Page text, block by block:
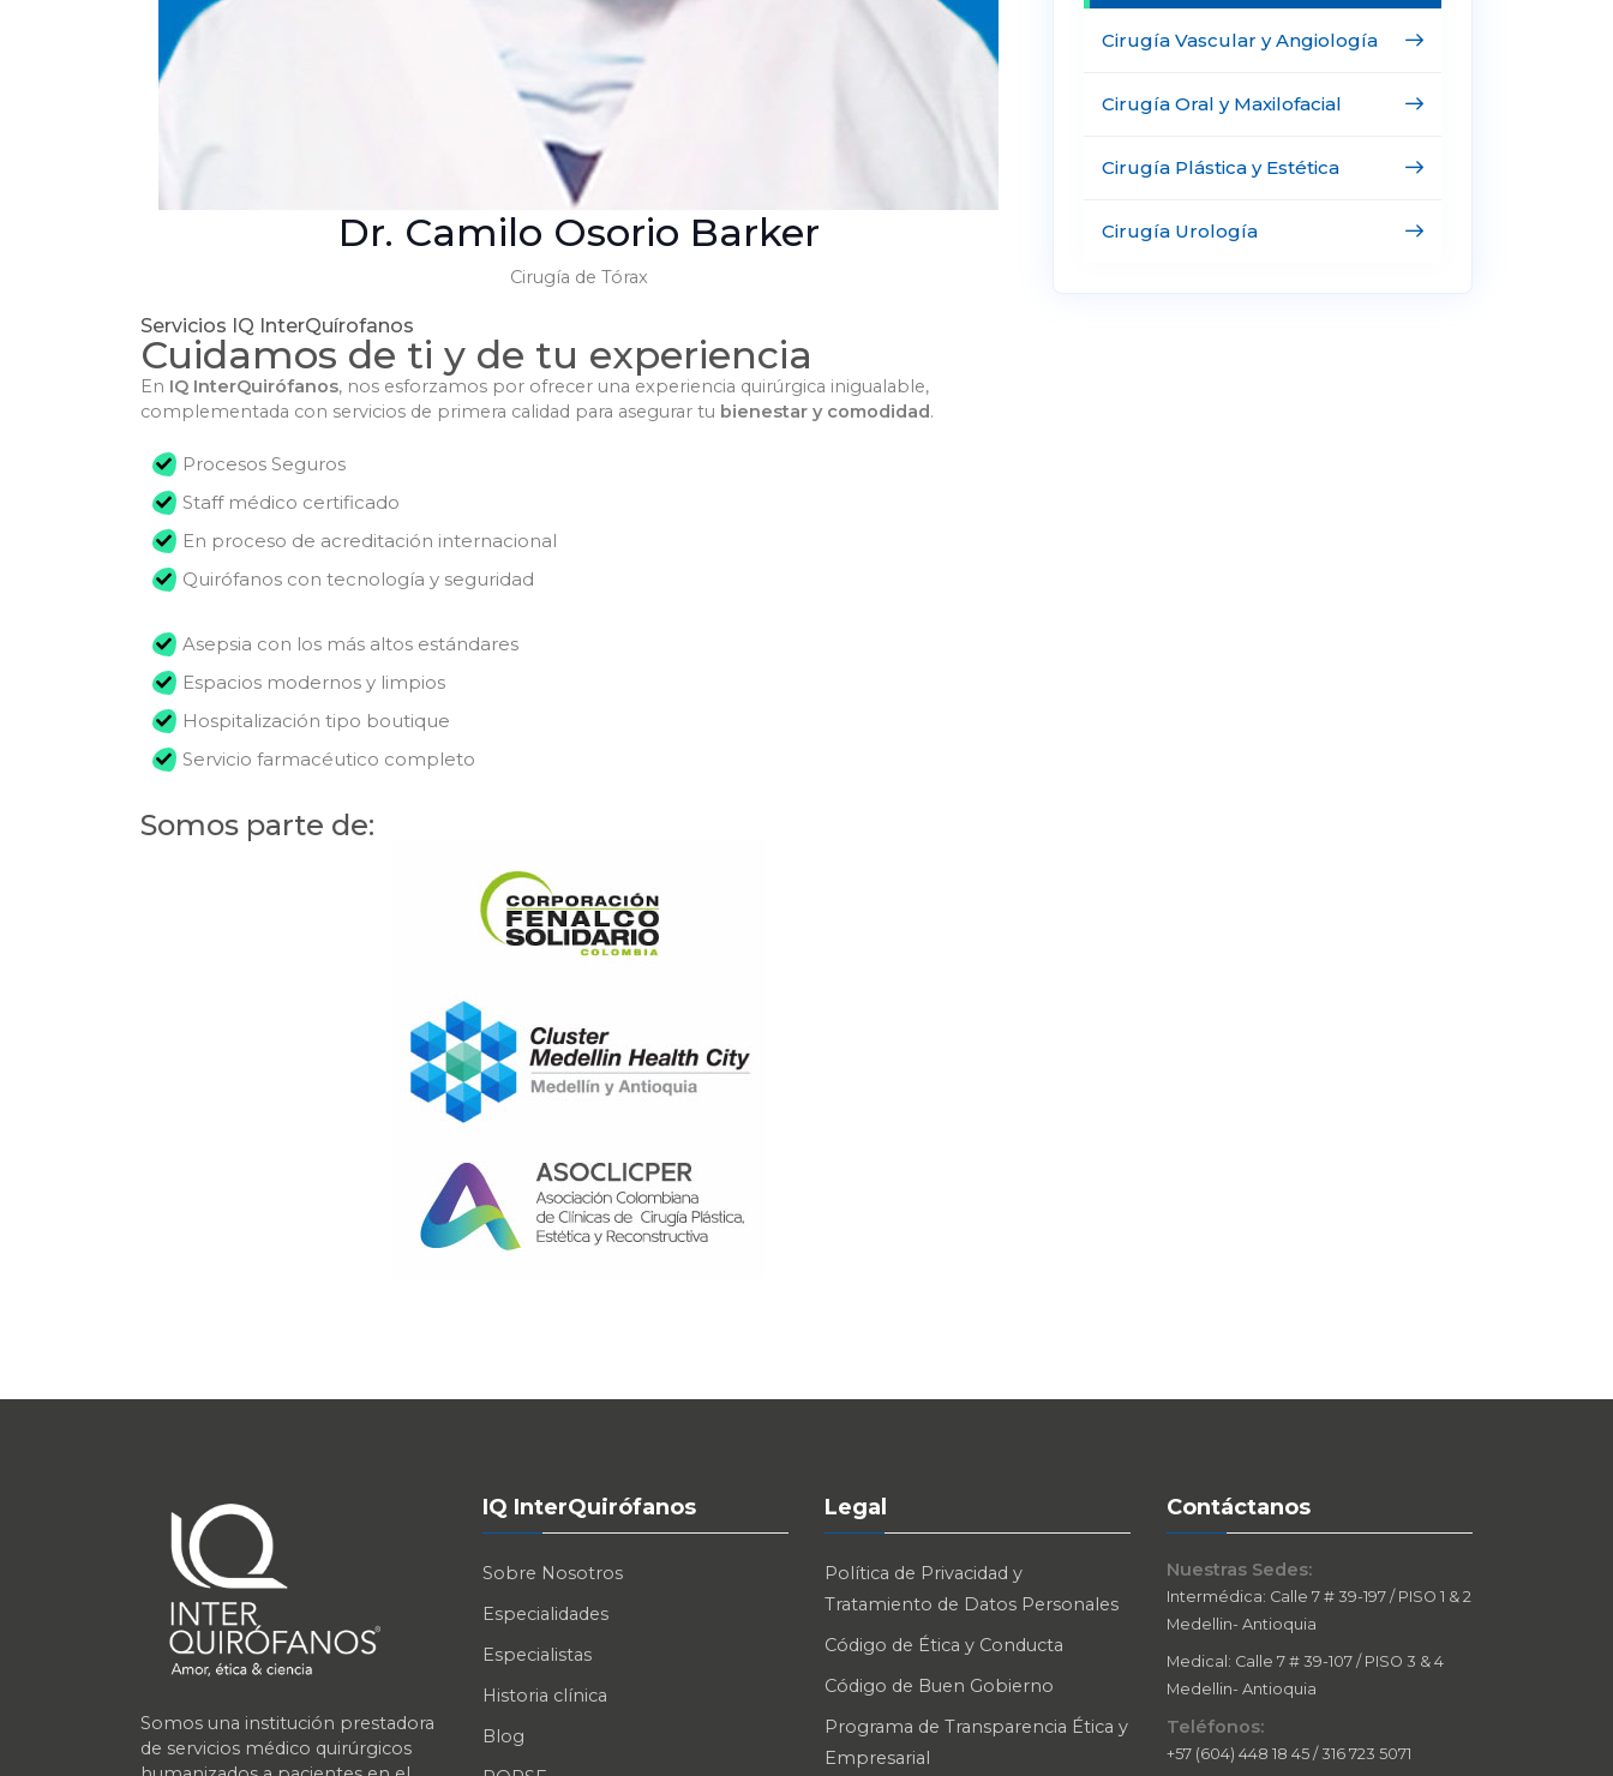
Dr. Camilo Osorio Barker
Cirugía de Tórax
Servicios IQ InterQuírofanos
Cuidamos de ti y de tu experiencia
En IQ InterQuirófanos, nos esforzamos por ofrecer una experiencia quirúrgica inigualable,
complementada con servicios de primera calidad para asegurar tu bienestar y comodidad.
Procesos Seguros
Staff médico certificado
En proceso de acreditación internacional
Quirófanos con tecnología y seguridad
Asepsia con los más altos estándares
Espacios modernos y limpios
Hospitalización tipo boutique
Servicio farmacéutico completo
Somos parte de:
Cirugía Vascular y Angiología
Cirugía Oral y Maxilofacial
Cirugía Plástica y Estética
Cirugía Urología
Somos una institución prestadora
de servicios médico quirúrgicos
IQ InterQuirófanos
Sobre Nosotros
Especialidades
Especialistas
Historia clínica
Blog
Legal
Política de Privacidad y
Tratamiento de Datos Personales
Código de Ética y Conducta
Código de Buen Gobierno
Programa de Transparencia Ética y
Empresarial
Contáctanos
Nuestras Sedes:
Intermédica: Calle 7 # 39-197 / PISO 1 & 2
Medellin- Antioquia
Medical: Calle 7 # 39-107 / PISO 3 & 4
Medellin- Antioquia
Teléfonos:
+57 (604) 448 18 45 / 316 723 5071